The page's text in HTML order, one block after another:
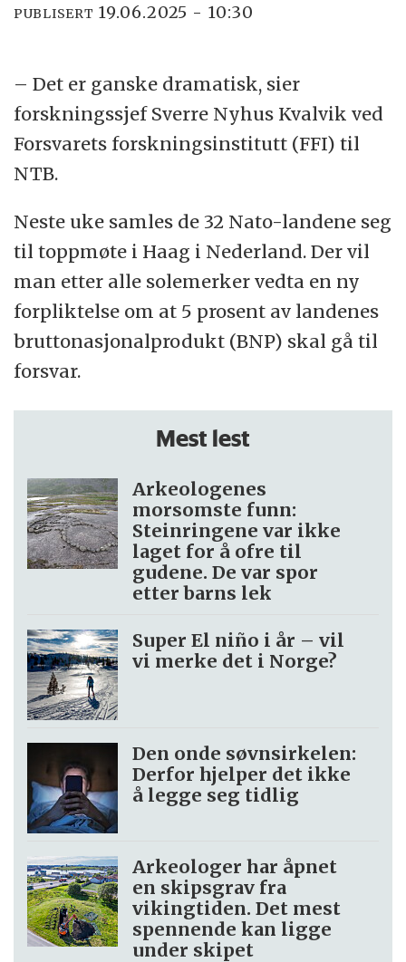
PUBLISERT 19.06.2025 - 10:30
– Det er ganske dramatisk, sier
forskningssjef Sverre Nyhus Kvalvik ved
Forsvarets forskningsinstitutt (FFI) til
NTB.
Neste uke samles de 32 Nato-landene seg
til toppmøte i Haag i Nederland. Der vil
man etter alle solemerker vedta en ny
forpliktelse om at 5 prosent av landenes
bruttonasjonalprodukt (BNP) skal gå til
forsvar.
Mest lest
Arkeologenes
morsomste funn:
Steinringene var ikke
laget for å ofre til
gudene. De var spor
etter barns lek
Super El niño i år – vil
vi merke det i Norge?
Den onde søvnsirkelen:
Derfor hjelper det ikke
å legge seg tidlig
Arkeologer har åpnet
en skipsgrav fra
vikingtiden. Det mest
spennende kan ligge
under skipet